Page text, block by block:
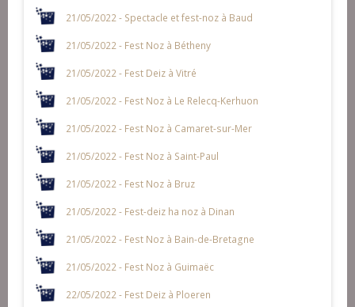
21/05/2022 - Spectacle et fest-noz à Baud
21/05/2022 - Fest Noz à Bétheny
21/05/2022 - Fest Deiz à Vitré
21/05/2022 - Fest Noz à Le Relecq-Kerhuon
21/05/2022 - Fest Noz à Camaret-sur-Mer
21/05/2022 - Fest Noz à Saint-Paul
21/05/2022 - Fest Noz à Bruz
21/05/2022 - Fest-deiz ha noz à Dinan
21/05/2022 - Fest Noz à Bain-de-Bretagne
21/05/2022 - Fest Noz à Guimaëc
22/05/2022 - Fest Deiz à Ploeren